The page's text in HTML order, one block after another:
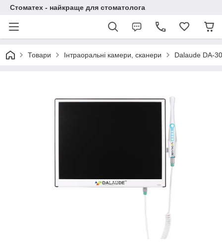
Стоматех - найкраще для стоматолога
Товари Інтраоральні камери, сканери Dalaude DA-